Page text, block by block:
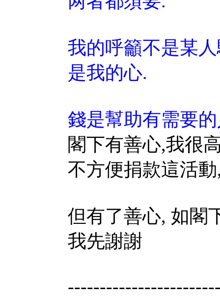
我的呼籲不是某
是我的心.
錢是幫助有需要
閣下有善心,我很
不方便捐款這活
但有了善心, 如閣
我先謝謝